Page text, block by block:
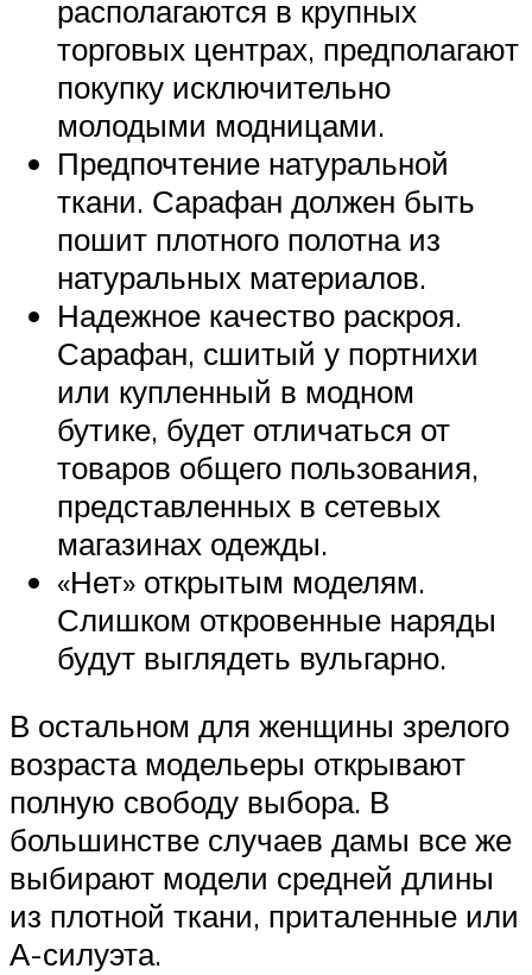
располагаются в крупных
торговых центрах, предполагают
покупку исключительно
молодыми модницами.
Предпочтение натуральной
ткани. Сарафан должен быть
пошит плотного полотна из
натуральных материалов.
Надежное качество раскроя.
Сарафан, сшитый у портнихи
или купленный в модном
бутике, будет отличаться от
товаров общего пользования,
представленных в сетевых
магазинах одежды.
«Нет» открытым моделям.
Слишком откровенные наряды
будут выглядеть вульгарно.
В остальном для женщины зрелого
возраста модельеры открывают
полную свободу выбора. В
большинстве случаев дамы все же
выбирают модели средней длины
из плотной ткани, приталенные или
А-силуэта.